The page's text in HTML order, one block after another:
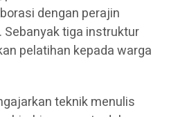
dengan perajin
Sebanyak tiga instruktur
pelatihan kepada warga
teknik menulis